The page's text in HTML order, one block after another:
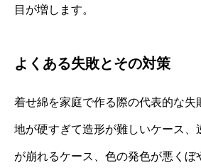
目が増します。
よくある失敗とその対策
着せ綿を家庭で作る際の代表的な失
地が硬すぎて造形が難しいケース、
が崩れるケース、色の発色が悪くぼ